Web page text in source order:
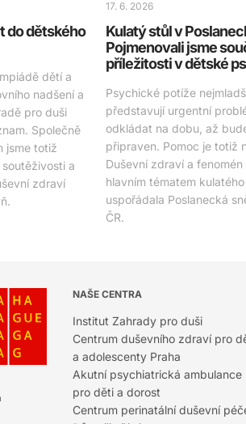
do dětského
dětí a
nadšení a
pro duši
Společně
jsme totiž
a
zdraví
17. 6. 2026
Kulatý stůl v
Pojmenovali jsme
příležitosti v dětské
Psychické potíže
představují urgentní
odkládat na dobu, až
připraven. Pomoc je totiž
Duševní zdraví a
hlavním tématem
uspořádala Poslanecká
ČR.
NAŠE CENTRA
Institut Zahrady pro duši
Centrum duševního zdraví pro
a adolescenty Praha
Akutní psychiatrická ambulance
pro děti a dorost
Centrum perinatální duševní